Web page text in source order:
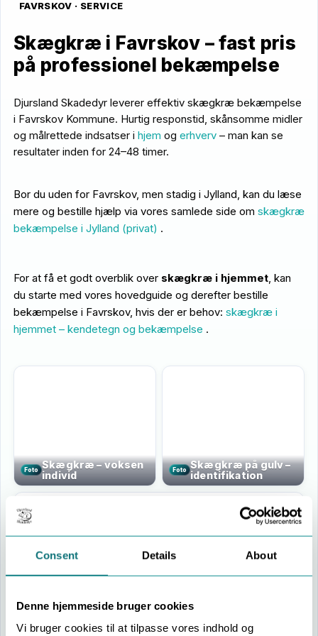
Consent Details About
Denne hjemmeside bruger cookies
Vi bruger cookies til at tilpasse vores indhold og
FAVRSKOV · SERVICE
Skægkræ i Favrskov – fast pris
på professionel bekæmpelse
Djursland Skadedyr leverer effektiv skægkræ bekæmpelse
i Favrskov Kommune. Hurtig responstid, skånsomme midler
og målrettede indsatser i hjem og erhverv – man kan se
resultater inden for 24–48 timer.
Bor du uden for Favrskov, men stadig i Jylland, kan du læse
mere og bestille hjælp via vores samlede side om skægkræ
bekæmpelse i Jylland (privat) .
For at få et godt overblik over skægkræ i hjemmet, kan
du starte med vores hovedguide og derefter bestille
bekæmpelse i Favrskov, hvis der er behov: skægkræ i
hjemmet – kendetegn og bekæmpelse .
Foto
Skægkræ – voksen
individ
Foto
Skægkræ på gulv –
identifikation
Monitorering med diskrete fælder